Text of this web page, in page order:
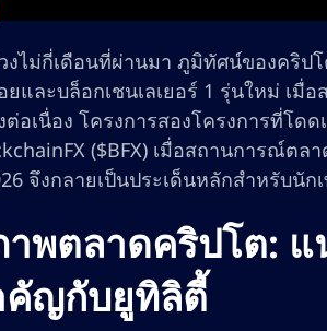
งไม่กี่เดือนที่ผ่านมา ภูมิทัศน์ของคริป
ยและบล็อกเชนเลเยอร์ 1 รุ่นใหม่ เ
ต่อเนื่อง โครงการสองโครงการที่โ
($BFX) เมื่อสถานการณ์ต
จึงกลายเป็นประเด็นหลักสำหรับนัก
พตลาดคริปโต: แ
คัญกับยูทิลิตี้